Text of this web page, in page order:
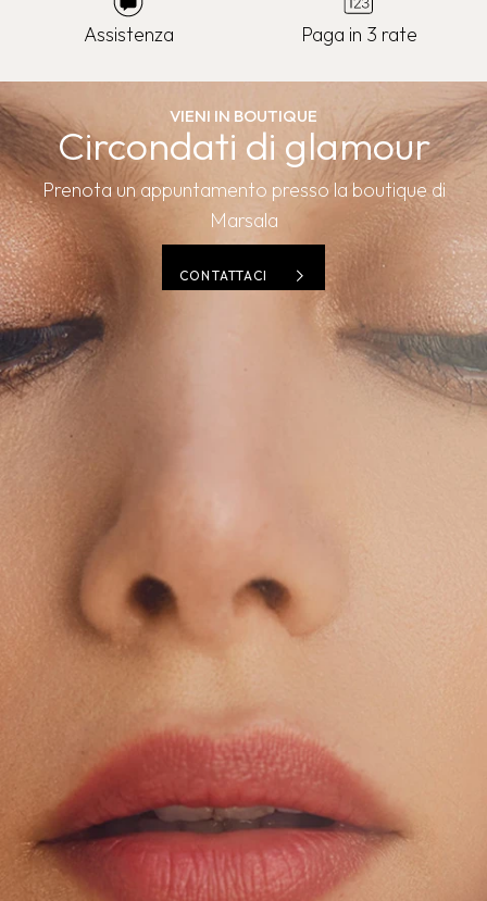
Assistenza Paga in 3 rate
VIENI IN BOUTIQUE
Circondati di glamour
Prenota un appuntamento presso la boutique di
Marsala
CONTATTACI